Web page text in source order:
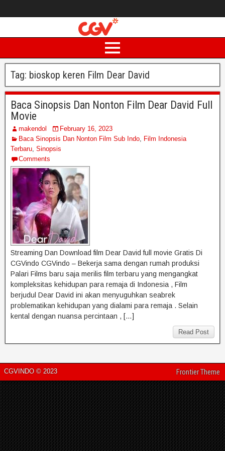
Tag: bioskop keren Film Dear David
Baca Sinopsis Dan Nonton Film Dear David Full
Movie
makendol
February 16, 2023
Baca Sinopsis Dan Nonton Film Sub Indo, Film Indonesia
Terbaru, Sinopsis
Comments
Streaming Dan Download film Dear David full movie Gratis Di
CGVindo CGVindo – Bekerja sama dengan rumah produksi
Palari Films baru saja merilis film terbaru yang mengangkat
kompleksitas kehidupan para remaja di Indonesia , Film
berjudul Dear David ini akan menyuguhkan seabrek
problematikan kehidupan yang dialami para remaja . Selain
kental dengan nuansa percintaan , […]
Read Post
CGVINDO © 2023 Frontier Theme